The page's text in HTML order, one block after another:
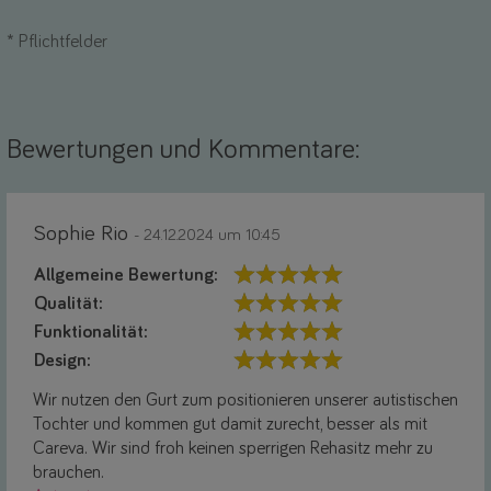
* Pflichtfelder
Bewertungen und Kommentare:
Sophie Rio - 24.12.2024 um 10:45
Allgemeine Bewertung:
Qualität:
Funktionalität:
Design:
Wir nutzen den Gurt zum positionieren unserer autistischen
Tochter und kommen gut damit zurecht, besser als mit
Careva. Wir sind froh keinen sperrigen Rehasitz mehr zu
brauchen.